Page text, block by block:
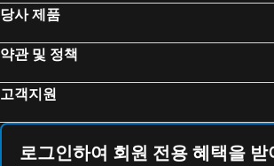
Pasadena 호텔
Redondo
Indio 호텔
Monterey Park 호텔
Cupertino
당사 제품
약관 및 정책
고객지원
로그인하여 회원 전용 혜택을 받